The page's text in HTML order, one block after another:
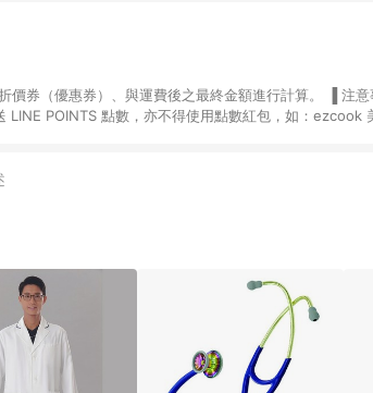
LINE POINTS 點數，亦不得使用點數紅包，如：ezcook
與台灣樂天市場銷售網頁不符，以銷售網頁標示為準。 (6) 導
有更改條款與法律追訴之權利，活動詳情以樂天市場網站